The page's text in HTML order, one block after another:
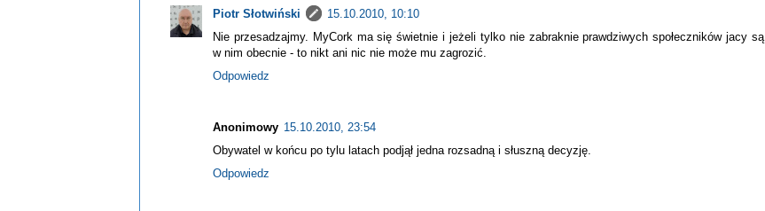
Piotr Słotwiński
15.10.2010, 10:10
Nie przesadzajmy. MyCork ma się świetnie i jeżeli tylko nie zabraknie prawdziwych społeczników jacy są
w nim obecnie - to nikt ani nic nie może mu zagrozić.
Odpowiedz
Anonimowy 15.10.2010, 23:54
Obywatel w końcu po tylu latach podjął jedna rozsadną i słuszną decyzję.
Odpowiedz